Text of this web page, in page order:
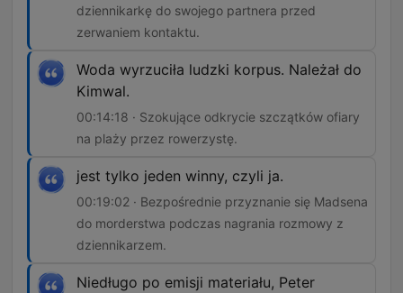
dziennikarkę do swojego partnera przed
zerwaniem kontaktu.
Woda wyrzuciła ludzki korpus. Należał do
Kimwal.
00:14:18 · Szokujące odkrycie szczątków ofiary
na plaży przez rowerzystę.
jest tylko jeden winny, czyli ja.
00:19:02 · Bezpośrednie przyznanie się Madsena
do morderstwa podczas nagrania rozmowy z
dziennikarzem.
Niedługo po emisji materiału, Peter